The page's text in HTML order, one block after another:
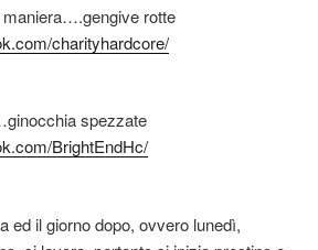
rotte
charityhardcore/
spezzate
BrightEndHc/
ed il giorno dopo, ovvero lunedì,